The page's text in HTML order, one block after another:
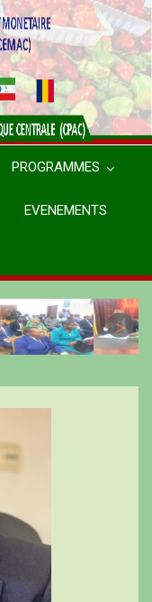
PROGRAMMES
EVENEMENTS